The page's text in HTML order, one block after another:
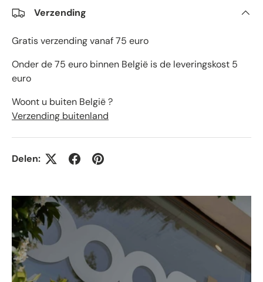
Verzending
Gratis verzending vanaf 75 euro
Onder de 75 euro binnen België is de leveringskost 5
euro
Woont u buiten België ?
Verzending buitenland
Delen: